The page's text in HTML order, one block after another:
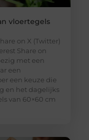
vloertegels
on X (Twitter)
Share on
met een
een
een keuze die
en het dagelijks
van 60×60 cm